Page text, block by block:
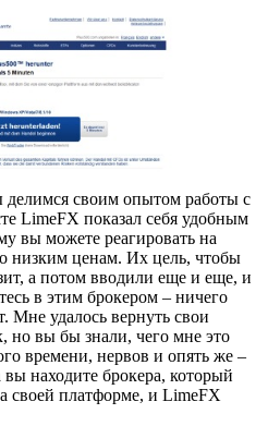
своим опытом работы с
LimeFX показал себя удобным
вы можете реагировать на
низким ценам. Их цель, чтобы
а потом вводили еще и еще, и
в этим брокером – ничего
Мне удалось вернуть свои
но вы бы знали, чего мне это
времени, нервов и опять же –
вы находите брокера, который
своей платформе, и LimeFX